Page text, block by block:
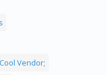
Cool Vendor;